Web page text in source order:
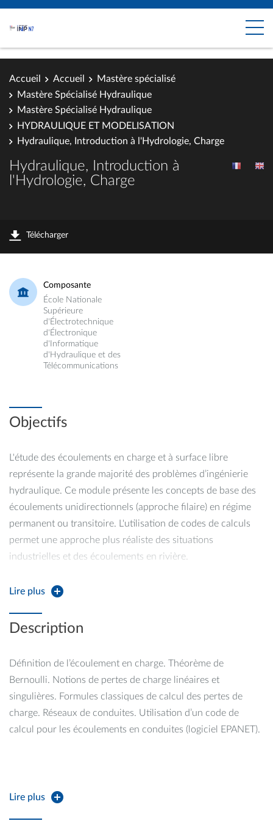
Accueil Accueil
Mastère spécialisé
Mastère Spécialisé Hydraulique
Mastère Spécialisé Hydraulique
HYDRAULIQUE ET MODELISATION
Hydraulique, Introduction à l'Hydrologie, Charge
Hydraulique, Introduction à
l'Hydrologie, Charge
Télécharger
Composante
École Nationale
Supérieure
d'Électrotechnique
d'Électronique
d'Informatique
d'Hydraulique et des
Télécommunications
Objectifs
L'étude des écoulements en charge et à surface libre
représente la grande majorité des problèmes d’ingénierie
hydraulique. Ce module présente les concepts de base des
écoulements unidirectionnels (approche filaire) en régime
permanent ou transitoire. L'utilisation de codes de calculs
permet une approche plus réaliste des situations
industrielles et des écoulements en rivière.
Écoulement en charge : Présenter les bases de l’hydraulique
appliquée aux écoulements en conduites en charge et aux
Écoulement à surface libre : Former des ingénieurs capables
d'aborder des problèmes d'hydraulique fluviale, de réseaux
d'irrigation, de réseaux d'assainissement, …
Lire plus
Description
Définition de l’écoulement en charge. Théorème de
Bernoulli. Notions de pertes de charge linéaires et
singulières. Formules classiques de calcul des pertes de
charge. Réseaux de conduites. Utilisation d’un code de
calcul pour les écoulements en conduites (logiciel EPANET).
vitesse, frottement au fond, coefficient de Strickler.
Lire plus